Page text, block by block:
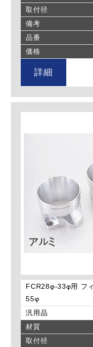
取付径
備考
品番
価格
詳細
FCR28φ-33φ用 フ
55φ
汎用品
材質
取付径